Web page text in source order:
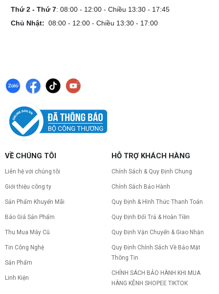
Thứ 2 - Thứ 7: 08:00 - 12:00 - Chiều 13:30 - 17:45
Chủ Nhật: 08:00 - 12:00 - Chiều 13:30 - 17:00
VỀ CHÚNG TÔI
Liên hệ với chúng tôi
Giới thiệu công ty
Sản Phẩm Khuyến Mãi
Báo Giá Sản Phẩm
Thu Mua Máy Cũ
Tin Công Nghệ
Sản Phẩm
Linh Kiện
HỖ TRỢ KHÁCH HÀNG
Chính Sách & Quy Định Chung
Chính Sách Bảo Hành
Quy Định & Hình Thức Thanh Toán
Quy Định Đổi Trả & Hoàn Tiền
Quy Định Vận Chuyển & Giao Nhận
Quy Định Chính Sách Về Bảo Mật
Thông Tin
CHÍNH SÁCH BẢO HÀNH KHI MUA
HÀNG KÊNH SHOPEE TIKTOK